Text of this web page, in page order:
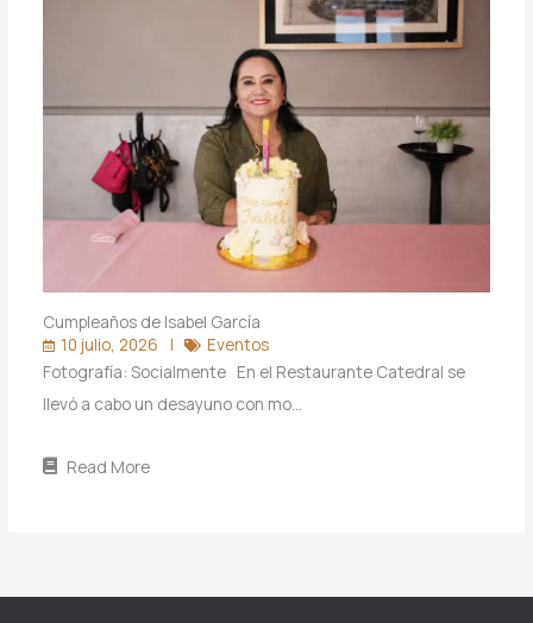
Cumpleaños de Isabel García
10 julio, 2026
Eventos
Fotografía: Socialmente En el Restaurante Catedral se
llevó a cabo un desayuno con mo…
Read More